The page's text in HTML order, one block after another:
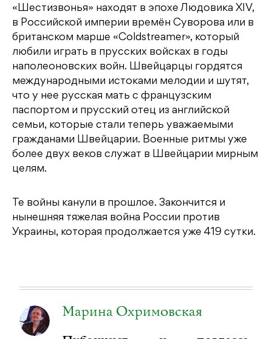
«Шестизвонья» находят в эпохе Людовика XIV,
в Российской империи времён Суворова или в
британском марше «Coldstreamer», который
любили играть в прусских войсках в годы
наполеоновских войн. Швейцарцы гордятся
международными истоками мелодии и шутят,
что у нее русская мать с французским
паспортом и прусский отец из английской
семьи, которые стали теперь уважаемыми
гражданами Швейцарии. Военные ритмы уже
более двух веков служат в Швейцарии мирным
целям.
Те войны канули в прошлое. Закончится и
нынешняя тяжелая война России против
Украины, которая продолжается уже 419 сутки.
Марина Охримовская